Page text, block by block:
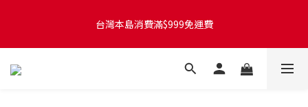
出貨
台灣本島消費滿$999免運費
台灣本島訂單將於付款完成後的下個工作天起，2~4個工作天完成